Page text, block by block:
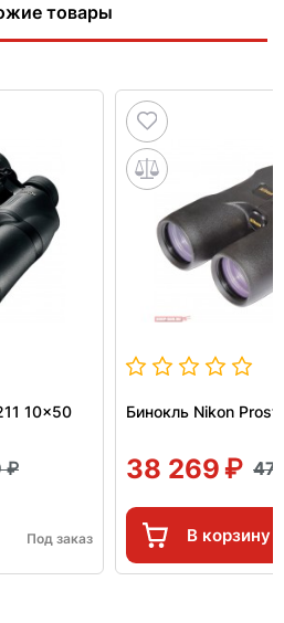
товары
10x50
Под заказ
Бинокль Nikon
38 269 47
В корзину